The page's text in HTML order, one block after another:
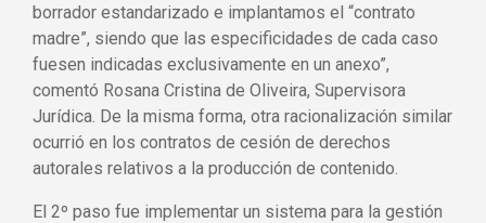
borrador estandarizado e implantamos el “contrato
madre”, siendo que las especificidades de cada caso
fuesen indicadas exclusivamente en un anexo”,
comentó Rosana Cristina de Oliveira, Supervisora
Jurídica. De la misma forma, otra racionalización similar
ocurrió en los contratos de cesión de derechos
autorales relativos a la producción de contenido.
El 2º paso fue implementar un sistema para la gestión